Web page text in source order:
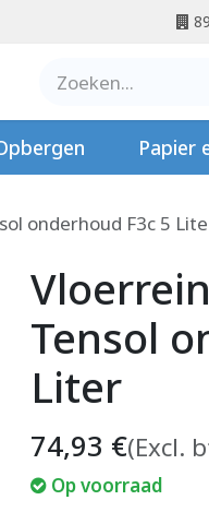
Papier
onderhoud F3c 5
Tensol
Liter
74,93 €(Excl.
Op voorraad